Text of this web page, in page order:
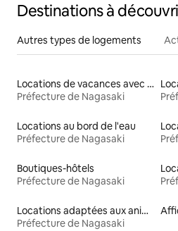
Destinations à
Autres types de logements
Locations de vacances avec piscine
Préfecture de Nagasaki
Locations au bord de l'eau
Préfecture de Nagasaki
Boutiques-hôtels
Préfecture de Nagasaki
Locations adaptées aux animaux
Préfecture de Nagasaki